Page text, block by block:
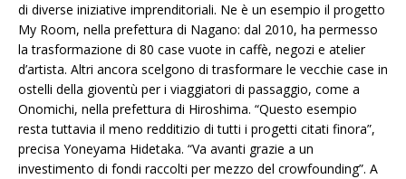
di diverse iniziative imprenditoriali. Ne è un esempio il progetto
My Room, nella prefettura di Nagano: dal 2010, ha permesso
la trasformazione di 80 case vuote in caffè, negozi e atelier
d’artista. Altri ancora scelgono di trasformare le vecchie case in
ostelli della gioventù per i viaggiatori di passaggio, come a
Onomichi, nella prefettura di Hiroshima. “Questo esempio
resta tuttavia il meno redditizio di tutti i progetti citati finora”,
precisa Yoneyama Hidetaka. “Va avanti grazie a un
investimento di fondi raccolti per mezzo del crowfounding”. A